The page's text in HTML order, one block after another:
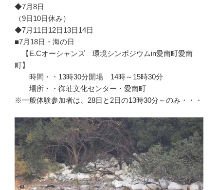
◆7月8日
（9日10日休み）
◆7月11日12日13日14日
■7月18日・海の日
【E.Cオーシャンズ 環境シンポジウムin愛南町愛南
町】
時間・・13時30分開場 14時～15時30分
場所・・御荘文化センター・愛南町
※一般体験参加者は、28日と2日の13時30分～のみ・・・